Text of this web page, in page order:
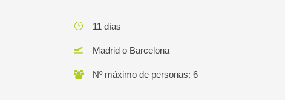
11 días
Madrid o Barcelona
Nº máximo de personas: 6